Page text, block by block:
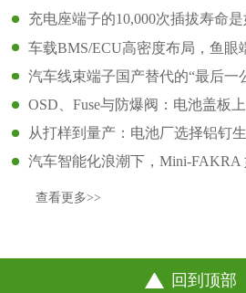
充电座端子的10,000次插拔寿命
车载BMS/ECU高密度布局，鱼眼
现高可靠连接
汽车线束端子国产替代的“最后一
OSD、Fuse与防爆阀：电池盖板
司其职？
从打样到量产：电池厂选择铝钉
面？
汽车智能化浪潮下，Mini-FAKRA
弈
查看更多>>
回到顶部